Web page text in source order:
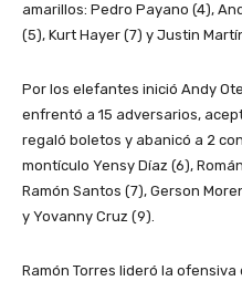
amarillos: Pedro Payano (4),
(5), Kurt Hayer (7) y Justin
Por los elefantes inició Andy
enfrentó a 15 adversarios,
regaló boletos y abanicó a 2
montículo Yensy Díaz (6),
Ramón Santos (7), Gerson
y Yovanny Cruz (9).
Ramón Torres lideró la